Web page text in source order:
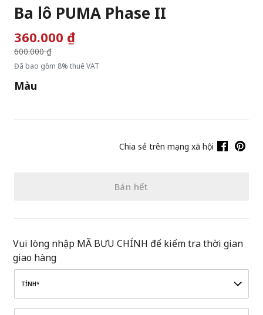
Ba lô PUMA Phase II
360.000 ₫Giá giảm từ
600.000 ₫
đến
Đã bao gồm 8% thuế VAT
Màu
Chia sẻ trên mạng xã hội
Bán hết
Vui lòng nhập MÃ BƯU CHÍNH để kiểm tra thời gian
giao hàng
TỈNH*